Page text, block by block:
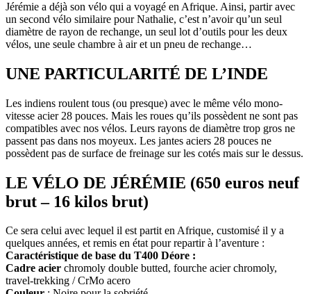
Jérémie a déjà son vélo qui a voyagé en Afrique. Ainsi, partir avec
un second vélo similaire pour Nathalie, c’est n’avoir qu’un seul
diamètre de rayon de rechange, un seul lot d’outils pour les deux
vélos, une seule chambre à air et un pneu de rechange…
UNE PARTICULARITÉ DE L’INDE
Les indiens roulent tous (ou presque) avec le même vélo mono-
vitesse acier 28 pouces. Mais les roues qu’ils possèdent ne sont pas
compatibles avec nos vélos. Leurs rayons de diamètre trop gros ne
passent pas dans nos moyeux. Les jantes aciers 28 pouces ne
possèdent pas de surface de freinage sur les cotés mais sur le dessus.
LE VÉLO DE JÉRÉMIE (650 euros neuf
brut – 16 kilos brut)
Ce sera celui avec lequel il est partit en Afrique, customisé il y a
quelques années, et remis en état pour repartir à l’aventure :
Caractéristique de base du T400 Déore :
Cadre acier chromoly double butted, fourche acier chromoly,
travel-trekking / CrMo acero